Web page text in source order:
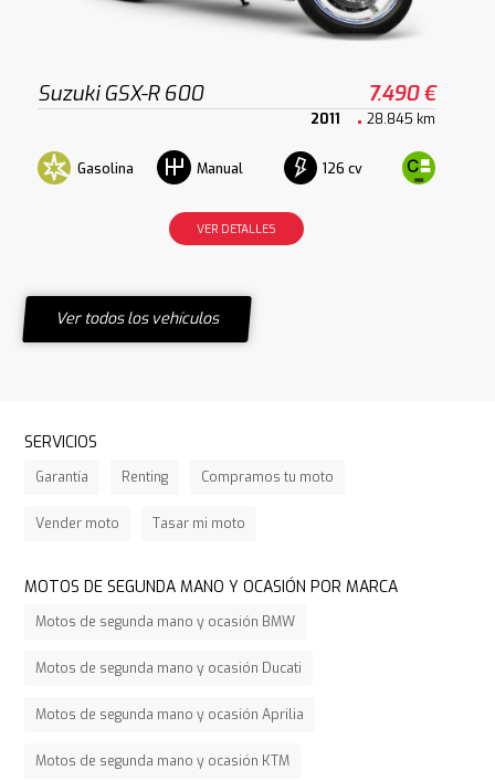
Suzuki GSX-R 600 7.490 €
2011 28.845 km
Gasolina Manual 126 cv
VER DETALLES
Ver todos los vehículos
SERVICIOS
Garantía Renting Compramos tu moto
Vender moto Tasar mi moto
MOTOS DE SEGUNDA MANO Y OCASIÓN POR MARCA
Motos de segunda mano y ocasión BMW
Motos de segunda mano y ocasión Ducati
Motos de segunda mano y ocasión Aprilia
Motos de segunda mano y ocasión KTM